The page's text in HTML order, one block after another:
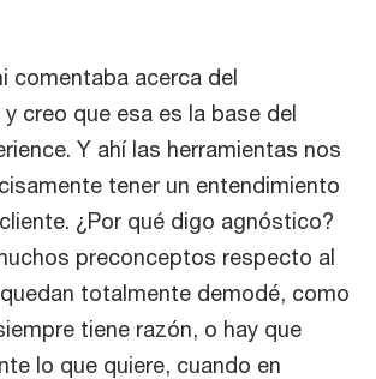
comentaba acerca del
creo que esa es la base del
Y ahí las herramientas nos
tener un entendimiento
¿Por qué digo agnóstico?
preconceptos respecto al
totalmente demodé, como
tiene razón, o hay que
lo que quiere, cuando en